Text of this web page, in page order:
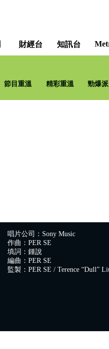
財經台 知訊台
節目重溫 精彩重溫 勁爆
唱片公司：Sony Music
作曲：PER SE
填詞：鍾說
編曲：PER SE
監製：PER SE / Terence “Dull”